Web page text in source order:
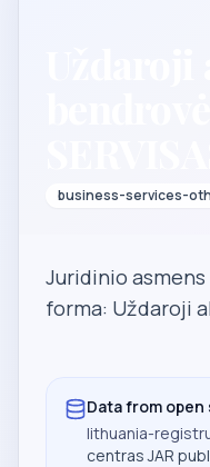
business-services-
Juridinio asmens
forma: Uždaroji
Data from
lithuania-
centras JAR